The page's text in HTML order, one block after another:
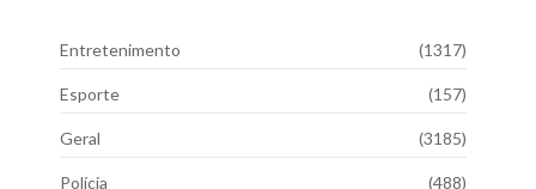
Entretenimento (1317)
Esporte (157)
Geral (3185)
Polícia (488)